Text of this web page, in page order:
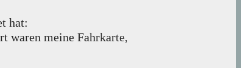
hat:
waren meine Fahrkarte,